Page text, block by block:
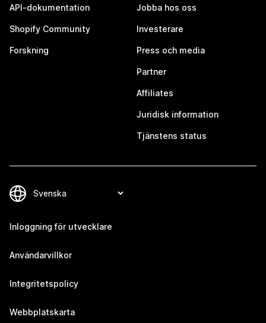
API-dokumentation
Shopify Community
Forskning
Jobba hos oss
Investerare
Press och media
Partner
Affiliates
Juridisk information
Tjänstens status
Inloggning för utvecklare
Användarvillkor
Integritetspolicy
Webbplatskarta